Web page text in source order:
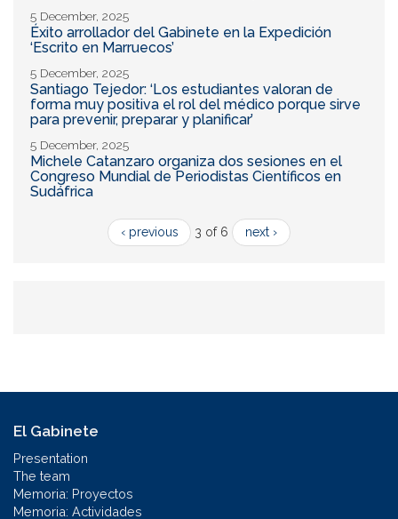
5 December, 2025
Éxito arrollador del Gabinete en la Expedición
‘Escrito en Marruecos’
5 December, 2025
Santiago Tejedor: ‘Los estudiantes valoran de
forma muy positiva el rol del médico porque sirve
para prevenir, preparar y planificar’
5 December, 2025
Michele Catanzaro organiza dos sesiones en el
Congreso Mundial de Periodistas Científicos en
Sudáfrica
‹ previous 3 of 6 next ›
El Gabinete
Presentation
The team
Memoria: Proyectos
Memoria: Actividades